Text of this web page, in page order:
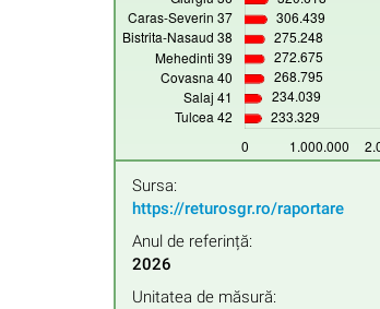
Sursa:
https://returosgr.ro/raportare
Anul de referință:
2026
Unitatea de măsură: